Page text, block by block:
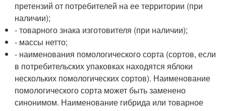
претензий от потребителей на ее территории (при
наличии);
- товарного знака изготовителя (при наличии);
- массы нетто;
- наименования помологического сорта (сортов, если
в потребительских упаковках находятся яблоки
нескольких помологических сортов). Наименование
помологического сорта может быть заменено
синонимом. Наименование гибрида или товарное